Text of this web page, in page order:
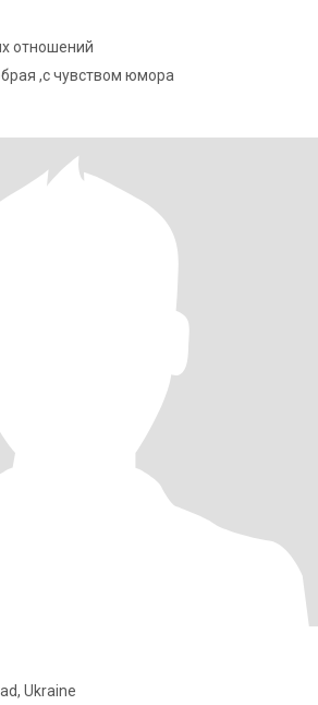
отношений
,с чувством юмора
Ukraine